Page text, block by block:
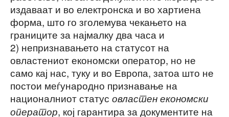
издаваат и во електронска и во хартиена
форма, што го зголемува чекањето на
границите за најмалку два часа и
2) непризнавањето на статусот на
овластениот економски оператор, но не
само кај нас, туку и во Европа, затоа што не
постои меѓународно признавање на
националниот статус овластен економски
оператор, кој гарантира за документите на